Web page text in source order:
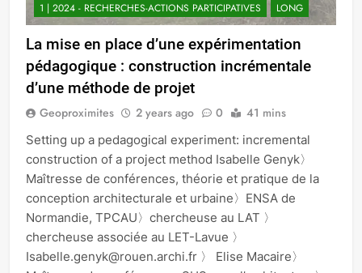
1 | 2024 - RECHERCHES-ACTIONS PARTICIPATIVES LONG
La mise en place d’une expérimentation
pédagogique : construction incrémentale
d’une méthode de projet
Geoproximites 2 years ago 0 41 mins
Setting up a pedagogical experiment: incremental
construction of a project method Isabelle Genyk〉
Maîtresse de conférences, théorie et pratique de la
conception architecturale et urbaine〉ENSA de
Normandie, TPCAU〉chercheuse au LAT 〉
chercheuse associée au LET-Lavue 〉
Isabelle.genyk@rouen.archi.fr 〉 Elise Macaire〉